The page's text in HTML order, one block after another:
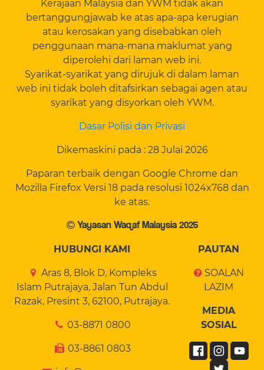
Kerajaan Malaysia dan YWM tidak akan
bertanggungjawab ke atas apa-apa kerugian
atau kerosakan yang disebabkan oleh
penggunaan mana-mana maklumat yang
diperolehi dari laman web ini.
Syarikat-syarikat yang dirujuk di dalam laman
web ini tidak boleh ditafsirkan sebagai agen atau
syarikat yang disyorkan oleh YWM.
Dasar Polisi dan Privasi
Dikemaskini pada : 28 Julai 2026
Paparan terbaik dengan Google Chrome dan
Mozilla Firefox Versi 18 pada resolusi 1024x768 dan
ke atas.
Yayasan Waqaf Malaysia 2025
HUBUNGI KAMI
Aras 8, Blok D, Kompleks
Islam Putrajaya, Jalan Tun Abdul
Razak, Presint 3, 62100, Putrajaya.
03-8871 0800
03-8861 0803
PAUTAN
SOALAN
LAZIM
MEDIA
SOSIAL